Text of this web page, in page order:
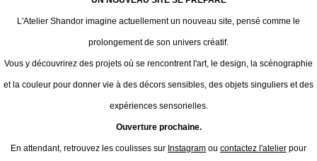
L'Atelier Shandor imagine actuellement un nouveau site, pensé comme le
prolongement de son univers créatif.
Vous y découvrirez des projets où se rencontrent l'art, le design, la scénographie
et la couleur pour donner vie à des décors sensibles, des objets singuliers et des
expériences sensorielles.
Ouverture prochaine.
En attendant, retrouvez les coulisses sur Instagram ou contactez l'atelier pour